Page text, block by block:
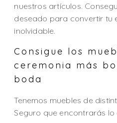
nuestros artículos.
deseado para convertir tu
inolvidable.
Consigue los
ceremonia más
boda
Tenemos muebles de
Seguro que encontrarás lo